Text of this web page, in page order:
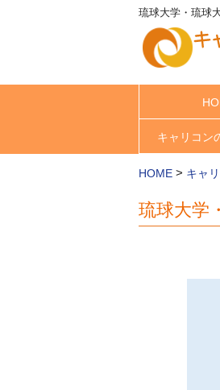
琉球大学・琉球
キャリコン
HOME > キャ
琉球大学